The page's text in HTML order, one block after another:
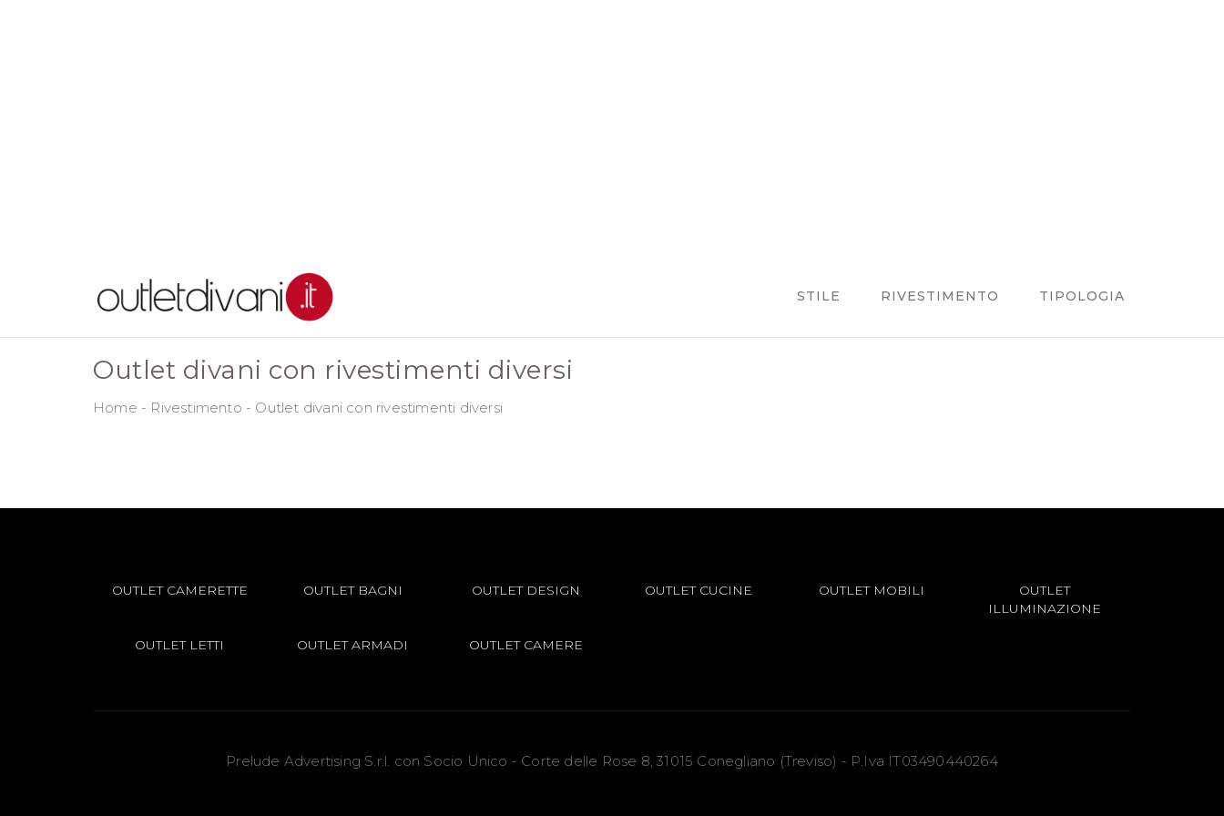
STILE RIVESTIMENTO TIPOLOGIA
Outlet divani con rivestimenti diversi
Home - Rivestimento - Outlet divani con rivestimenti diversi
OUTLET CAMERETTE OUTLET BAGNI OUTLET DESIGN OUTLET CUCINE OUTLET MOBILI
OUTLET
ILLUMINAZIONE
OUTLET LETTI OUTLET ARMADI OUTLET CAMERE
Prelude Advertising S.r.l. con Socio Unico - Corte delle Rose 8, 31015 Conegliano (Treviso) - P.Iva IT03490440264